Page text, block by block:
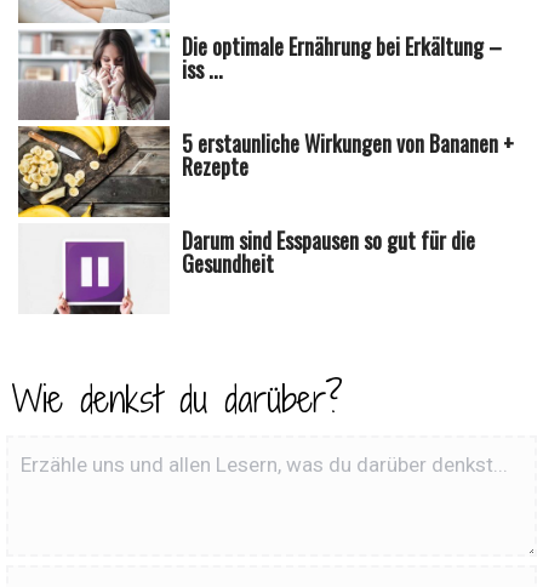
Die optimale Ernährung bei Erkältung –
iss ...
5 erstaunliche Wirkungen von Bananen +
Rezepte
Darum sind Esspausen so gut für die
Gesundheit
Wie denkst du darüber?